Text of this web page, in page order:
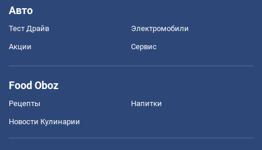
Авто
Тест Драйв Электромобили
Акции Сервис
Food Oboz
Рецепты Напитки
Новости Кулинарии